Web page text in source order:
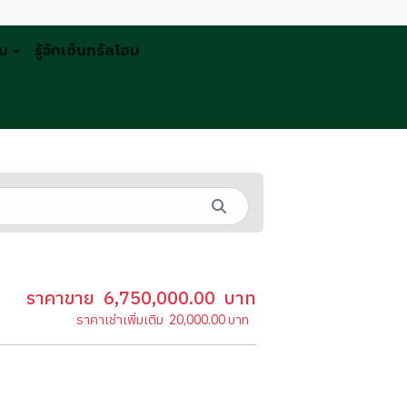
รู้จักเซ็นทรัลโฮม
ราคาขาย 6,750,000.00 บาท
ราคาเช่าเพิ่มเติม 20,000.00บาท